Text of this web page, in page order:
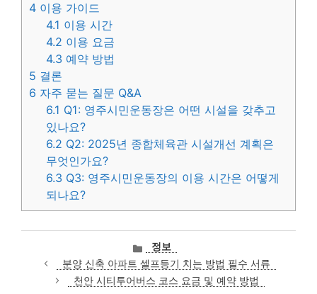
4 이용 가이드
4.1 이용 시간
4.2 이용 요금
4.3 예약 방법
5 결론
6 자주 묻는 질문 Q&A
6.1 Q1: 영주시민운동장은 어떤 시설을 갖추고
있나요?
6.2 Q2: 2025년 종합체육관 시설개선 계획은
무엇인가요?
6.3 Q3: 영주시민운동장의 이용 시간은 어떻게
되나요?
카
테
고
리
정보
분양 신축 아파트 셀프등기 치는 방법 필수 서류
천안 시티투어버스 코스 요금 및 예약 방법